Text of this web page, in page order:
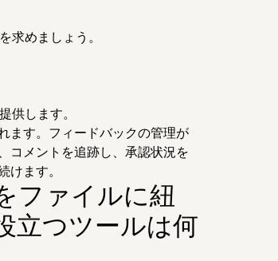
求めましょう。
供します。
ます。フィードバックの管理が
コメントを追跡し、承認状況を
ます。
ファイルに紐
立つツールは何